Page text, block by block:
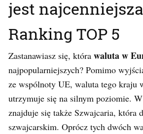
jest
Ranking TOP 5
Zastanawiasz się, która waluta w
najpopularniejszych? Pomimo
ze wspólnoty UE, waluta tego kraju
utrzymuje się na silnym poziomie.
znajduje się także Szwajcaria, która
szwajcarskim. Oprócz tych dwóch